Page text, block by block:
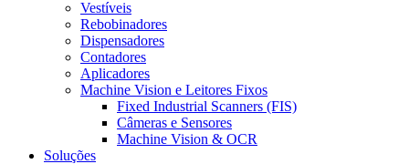
Vestíveis
Rebobinadores
Dispensadores
Contadores
Aplicadores
Machine Vision e Leitores Fixos
Fixed Industrial Scanners (FIS)
Câmeras e Sensores
Machine Vision & OCR
Soluções